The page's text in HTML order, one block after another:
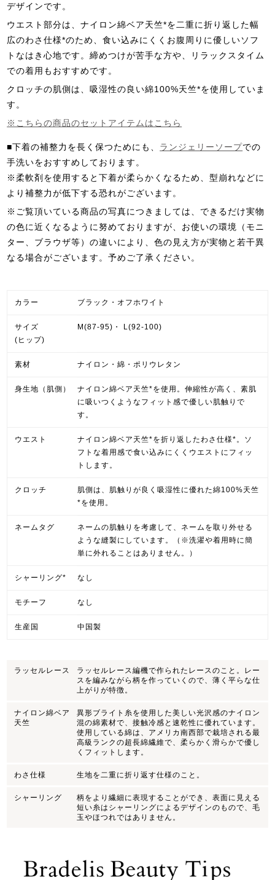
デザインです。
ウエスト部分は、ナイロン綿ベア天竺*を二重に折り返した幅
広のわさ仕様*のため、食い込みにくくお腹周りに優しいソフ
トなはき心地です。締めつけが苦手な方や、リラックスタイム
での着用もおすすめです。
クロッチの肌側は、吸湿性の良い綿100%天竺*を使用していま
す。
※こちらの商品のセットアイテムはこちら
■下着の補整力を長く保つためにも、 ランジェリーソープでの
手洗いをおすすめしております。
※柔軟剤を使用すると下着が柔らかくなるため、型崩れなどに
より補整力が低下する恐れがございます。
※ご覧頂いている商品の写真につきましては、できるだけ実物
の色に近くなるように努めておりますが、お使いの環境（モニ
ター、ブラウザ等）の違いにより、色の見え方が実物と若干異
なる場合がございます。予めご了承ください。
カラー ブラック・オフホワイト
サイズ
(ヒップ)
M(87-95)・ L(92-100)
素材 ナイロン・綿・ポリウレタン
身生地（肌側）
ナイロン綿ベア天竺*を使用。伸縮性が高く、素肌
に吸いつくようなフィット感で優しい肌触りで
す。
ウエスト
ナイロン綿ベア天竺*を折り返したわさ仕様*。ソ
フトな着用感で食い込みにくくウエストにフィッ
トします。
クロッチ
肌側は、肌触りが良く吸湿性に優れた綿100%天竺
*を使用。
ネームタグ
ネームの肌触りを考慮して、ネームを取り外せる
ような縫製にしています。（※洗濯や着用時に簡
単に外れることはありません。）
シャーリング* なし
モチーフ なし
生産国 中国製
ラッセルレース
ラッセルレース編機で作られたレースのこと。レー
スを編みながら柄を作っていくので、薄く平らな仕
上がりが特徴。
ナイロン綿ベア
天竺
異形ブライト糸を使用した美しい光沢感のナイロン
混の綿素材で、接触冷感と速乾性に優れています。
使用している綿は、アメリカ南西部で栽培される最
高級ランクの超長綿繊維で、柔らかく滑らかで優し
くフィットします。
わさ仕様 生地を二重に折り返す仕様のこと。
シャーリング
柄をより繊細に表現することができ、表面に見える
短い糸はシャーリングによるデザインのもので、毛
玉やほつれではありません。